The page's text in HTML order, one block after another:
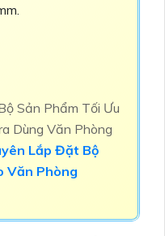
Sản Phẩm Tối Ưu
Dùng Văn Phòng
Lắp Đặt Bộ
Văn Phòng